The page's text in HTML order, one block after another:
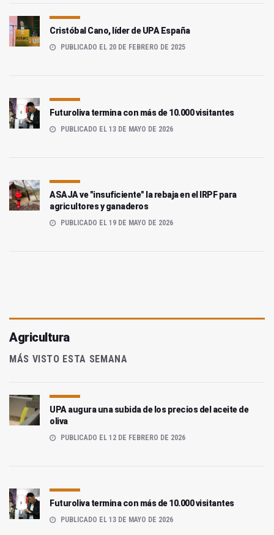
Cristóbal Cano, líder de UPA España
PUBLICADO EL 20 DE FEBRERO DE 2025
Futuroliva termina con más de 10.000 visitantes
PUBLICADO EL 13 DE MAYO DE 2026
ASAJA ve "insuficiente" la rebaja en el IRPF para
agricultores y ganaderos
PUBLICADO EL 19 DE MAYO DE 2026
Agricultura
MÁS VISTO ESTA SEMANA
UPA augura una subida de los precios del aceite de
oliva
PUBLICADO EL 12 DE FEBRERO DE 2026
Futuroliva termina con más de 10.000 visitantes
PUBLICADO EL 13 DE MAYO DE 2026